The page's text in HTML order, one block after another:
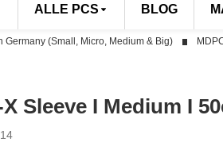
ALLE PCS BLOG
(Small, Micro, Medium & Big)
Sleeve I Medium I